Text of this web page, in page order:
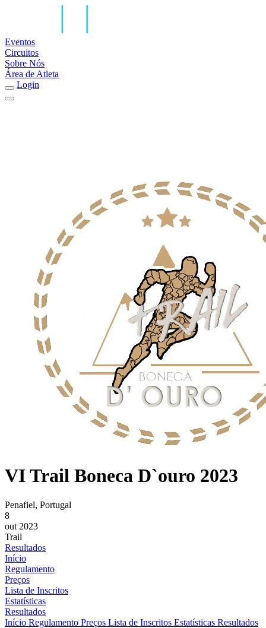
Eventos
Circuitos
Sobre Nós
Área de Atleta
Login
VI Trail Boneca D`ouro 2023
Penafiel, Portugal
8
out 2023
Trail
Resultados
Início
Regulamento
Preços
Lista de Inscritos
Estatísticas
Resultados
Início Regulamento Preços Lista de Inscritos Estatísticas Resultados